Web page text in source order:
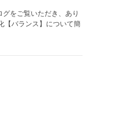
をご覧いただき、あり
【バランス】について簡